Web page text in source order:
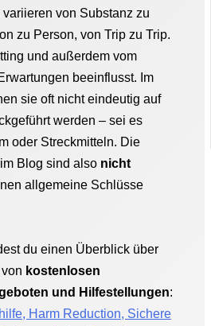
von Substanz zu
zu Person, von Trip zu Trip.
und außerdem vom
beeinflusst. Im
sie oft nicht eindeutig auf
werden – sei es
oder Streckmitteln. Die
Blog sind also nicht
allgemeine Schlüsse
du einen Überblick über
kostenlosen
und Hilfestellungen:
Harm Reduction, Sichere